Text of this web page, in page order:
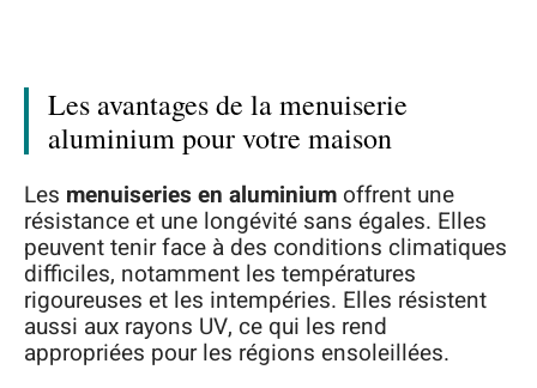
Les avantages de la menuiserie
aluminium pour votre maison
Les menuiseries en aluminium offrent une
résistance et une longévité sans égales. Elles
peuvent tenir face à des conditions climatiques
difficiles, notamment les températures
rigoureuses et les intempéries. Elles résistent
aussi aux rayons UV, ce qui les rend
appropriées pour les régions ensoleillées.